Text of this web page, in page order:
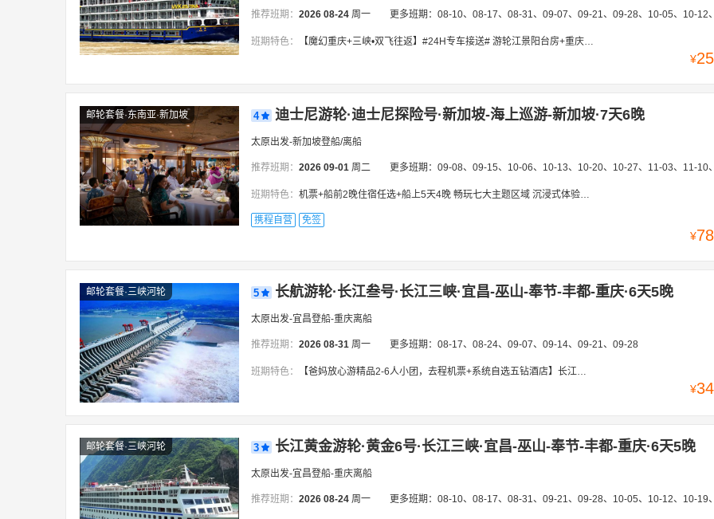
推荐班期： 2026 08-24 周一 更多班期： 08-10、08-17、08-31、09-07、09-21、09-28、10-05、10-12、11-09、11-
班期特色： 【魔幻重庆+三峡•双飞往返】#24H专车接送# 游轮江景阳台房+重庆1晚五钻酒店,船游巫峡/瞿塘峡+神女溪，睹青山峭壁,看大江奔流，长江索道|磁器口|李子坝轻轨|周公馆
¥
邮轮套餐·东南亚·新加坡 4 迪士尼游轮·迪士尼探险号·新加坡-海上巡游-新加坡·7天6晚
太原出发-新加坡登船/离船
推荐班期： 2026 09-01 周二 更多班期： 09-08、09-15、10-06、10-13、10-20、10-27、11-03、11-10、11-17、11-24、12-01、12-08、
班期特色： 机票+船前2晚住宿任选+船上5天4晚 畅玩七大主题区域 沉浸式体验海上梦幻旅程
携程自营 免签
¥
邮轮套餐·三峡河轮 5 长航游轮·长江叁号·长江三峡·宜昌-巫山-奉节-丰都-重庆·6天5晚
太原出发-宜昌登船-重庆离船
推荐班期： 2026 08-31 周一 更多班期： 08-17、08-24、09-07、09-14、09-21、09-28
班期特色： 【爸妈放心游精品2-6人小团，去程机票+系统自选五钻酒店】长江索道+重庆山城地道火锅「瞿塘峡|巫峡」重庆网红打卡+父母出游超省心+专车直达登船码头，宜昌登船
¥
邮轮套餐·三峡河轮 3 长江黄金游轮·黄金6号·长江三峡·宜昌-巫山-奉节-丰都-重庆·6天5晚
太原出发-宜昌登船-重庆离船
推荐班期： 2026 08-24 周一 更多班期： 08-10、08-17、08-31、09-21、09-28、10-05、10-12、10-19、10-26、11-02、11-